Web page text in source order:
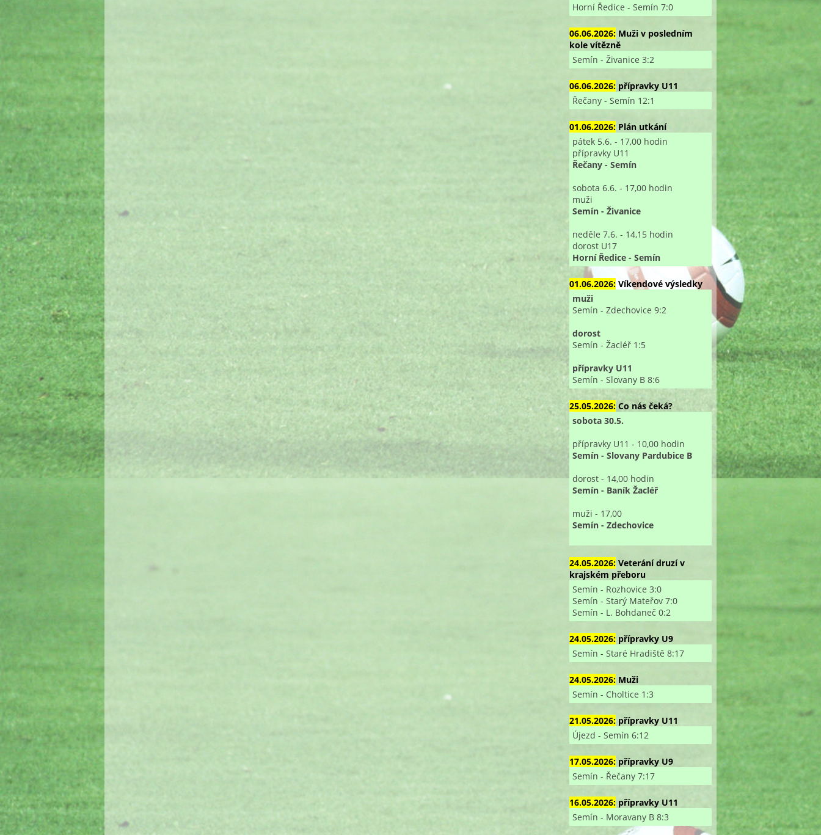
Horní Ředice - Semín 7:0
06.06.2026: Muži v posledním
kole vítězně
Semín - Živanice 3:2
06.06.2026: přípravky U11
Řečany - Semín 12:1
01.06.2026: Plán utkání
pátek 5.6. - 17,00 hodin
přípravky U11
Řečany - Semín
sobota 6.6. - 17,00 hodin
muži
Semín - Živanice
neděle 7.6. - 14,15 hodin
dorost U17
Horní Ředice - Semín
01.06.2026: Víkendové výsledky
muži
Semín - Zdechovice 9:2
dorost
Semín - Žacléř 1:5
přípravky U11
Semín - Slovany B 8:6
25.05.2026: Co nás čeká?
sobota 30.5.
přípravky U11 - 10,00 hodin
Semín - Slovany Pardubice B
dorost - 14,00 hodin
Semín - Baník Žacléř
muži - 17,00
Semín - Zdechovice
24.05.2026: Veterání druzí v
krajském přeboru
Semín - Rozhovice 3:0
Semín - Starý Mateřov 7:0
Semín - L. Bohdaneč 0:2
24.05.2026: přípravky U9
Semín - Staré Hradiště 8:17
24.05.2026: Muži
Semín - Choltice 1:3
21.05.2026: přípravky U11
Újezd - Semín 6:12
17.05.2026: přípravky U9
Semín - Řečany 7:17
16.05.2026: přípravky U11
Semín - Moravany B 8:3